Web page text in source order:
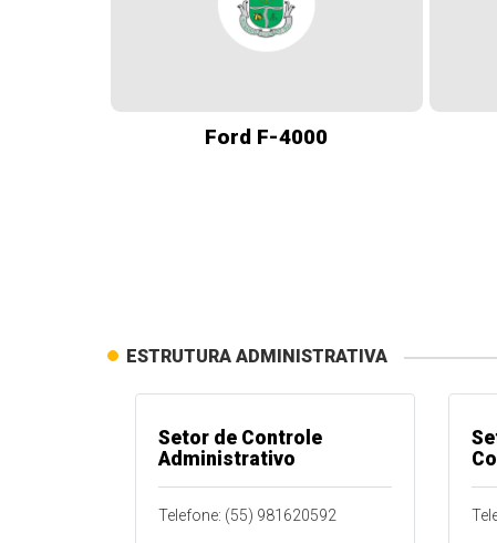
Ford F-4000
ESTRUTURA ADMINISTRATIVA
Setor de Controle
Administrativo
Telefone: (55) 981620592